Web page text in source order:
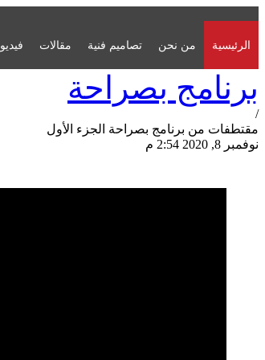
الرئيسية من نحن تصاميم فنية مقالات فيديو
برنامج بصراحة
/
مقتطفات من برنامج بصراحة الجزء الأول
نوفمبر 8, 2020 2:54 م